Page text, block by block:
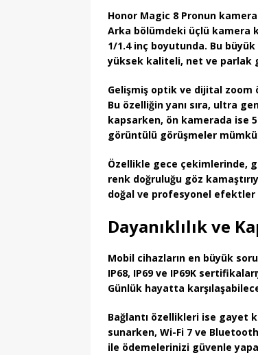
Honor Magic 8 Pronun
Arka bölümdeki üçlü kamera
1/1.4 inç boyutunda. Bu
yüksek kaliteli, net ve parlak
Gelişmiş optik ve dijital
Bu özelliğin yanı sıra, ultra
kapsarken, ön kamerada ise
görüntülü görüşmeler
Özellikle gece çekimlerinde,
renk doğruluğu göz
doğal ve profesyonel
Dayanıklılık ve
Mobil cihazların en büyük
IP68, IP69 ve IP69K
Günlük hayatta
Bağlantı özellikleri ise gayet
sunarken, Wi-Fi 7 ve
ile ödemelerinizi güvenle